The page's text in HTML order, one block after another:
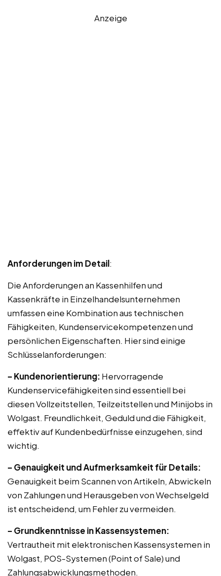
Anzeige
Anforderungen im Detail:
Die Anforderungen an Kassenhilfen und
Kassenkräfte in Einzelhandelsunternehmen
umfassen eine Kombination aus technischen
Fähigkeiten, Kundenservicekompetenzen und
persönlichen Eigenschaften. Hier sind einige
Schlüsselanforderungen:
– Kundenorientierung: Hervorragende
Kundenservicefähigkeiten sind essentiell bei
diesen Vollzeitstellen, Teilzeitstellen und Minijobs in
Wolgast. Freundlichkeit, Geduld und die Fähigkeit,
effektiv auf Kundenbedürfnisse einzugehen, sind
wichtig.
– Genauigkeit und Aufmerksamkeit für Details:
Genauigkeit beim Scannen von Artikeln, Abwickeln
von Zahlungen und Herausgeben von Wechselgeld
ist entscheidend, um Fehler zu vermeiden.
– Grundkenntnisse in Kassensystemen:
Vertrautheit mit elektronischen Kassensystemen in
Wolgast, POS-Systemen (Point of Sale) und
Zahlungsabwicklungsmethoden.